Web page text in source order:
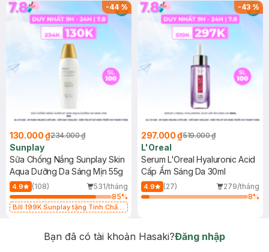
-44%
130.000 ₫234.000 ₫
Sunplay
Sữa Chống Nắng Sunplay Skin
Aqua Dưỡng Da Sáng Mịn 55g
4.9 (108)
531/tháng
85%
Bill 199K Sunplay tặng Tinh Chất
-43%
297.000 ₫519.000 ₫
L'Oreal
Serum L'Oreal Hyaluronic Acid
Cấp Ẩm Sáng Da 30ml
4.9 (27)
279/tháng
8%
Bạn đã có tài khoản Hasaki?Đăng nhập